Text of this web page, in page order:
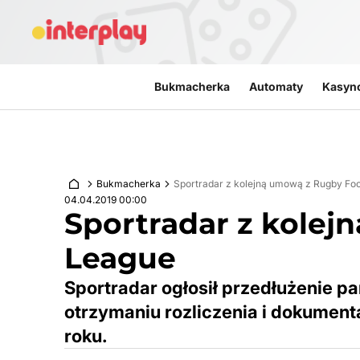
Bukmacherka Automaty
Bukmacherka
Sportradar z kolejną umową z Rugby
04.04.2019 00:00
Sportradar z
League
Sportradar ogłosił przedłużenie
otrzymaniu rozliczenia i
roku.